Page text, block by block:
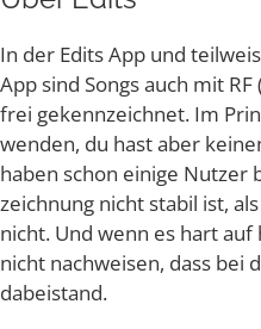
In der Edits App und
App sind Songs auch mit
frei gekenn­zeich­net. Im
wen­den, du hast aber
haben schon eini­ge Nut­zer
zeich­nung nicht sta­bil ist,
nicht. Und wenn es hart
nicht nach­wei­sen, dass bei
dabeistand.